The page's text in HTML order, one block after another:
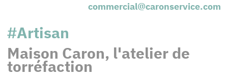
commercial@caronservice.com
#Artisan
Maison Caron, l'atelier de
torréfaction